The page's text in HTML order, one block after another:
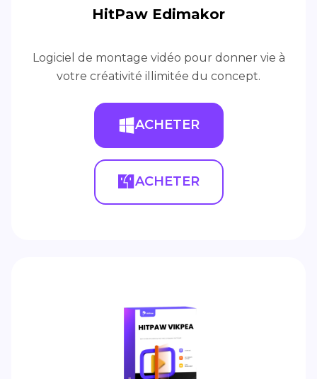
HitPaw Edimakor
Logiciel de montage vidéo pour donner vie à
votre créativité illimitée du concept.
ACHETER
ACHETER